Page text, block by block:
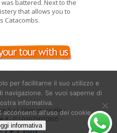
battered. Next to the
that allows you to
Catacombs.
S.r.l. Unipersonale -
- P.I.01625010895 -
per facilitarne il suo utilizzo e
navigazione. Se vuoi saperne di
informativa.
acconsenti all'uso dei cookie.
informativa